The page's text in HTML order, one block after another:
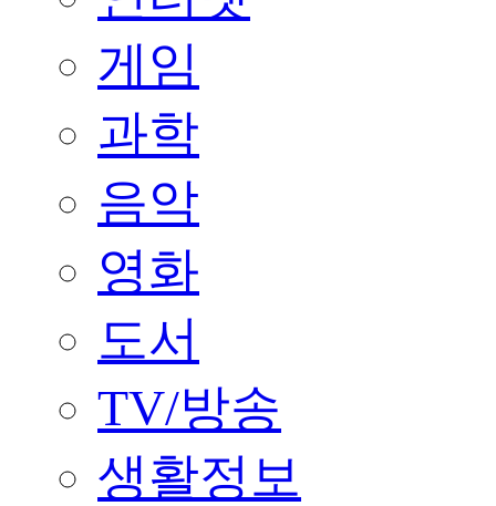
게임
과학
음악
영화
도서
TV/방송
생활정보